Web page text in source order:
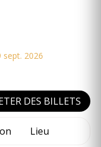
sept. 2026
Lieu
DES BILLETS